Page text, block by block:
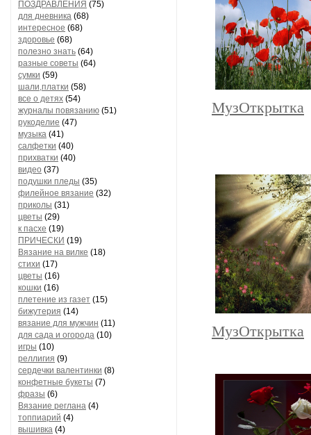
ПОЗДРАВЛЕНИЯ (75)
для дневника (68)
интересное (68)
здоровье (68)
полезно знать (64)
разные советы (64)
сумки (59)
шали,платки (58)
все о детях (54)
журналы повязанию (51)
рукоделие (47)
музыка (41)
салфетки (40)
прихватки (40)
видео (37)
подушки пледы (35)
филейное вязание (32)
приколы (31)
цветы (29)
к пасхе (19)
ПРИЧЕСКИ (19)
Вязание на вилке (18)
стихи (17)
цветы (16)
кошки (16)
плетение из газет (15)
бижутерия (14)
вязание для мужчин (11)
для сада и огорода (10)
игры (10)
реллигия (9)
сердечки валентинки (8)
конфетные букеты (7)
фразы (6)
Вязание реглана (4)
топпиарий (4)
вышивка (4)
МузОткрытка
МузОткрытка